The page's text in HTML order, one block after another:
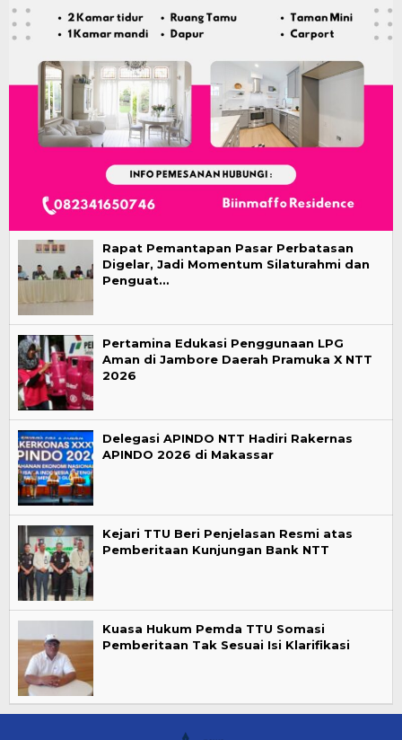
Rapat Pemantapan Pasar Perbatasan
Digelar, Jadi Momentum Silaturahmi dan
Penguat…
Pertamina Edukasi Penggunaan LPG
Aman di Jambore Daerah Pramuka X NTT
2026
Delegasi APINDO NTT Hadiri Rakernas
APINDO 2026 di Makassar
Kejari TTU Beri Penjelasan Resmi atas
Pemberitaan Kunjungan Bank NTT
Kuasa Hukum Pemda TTU Somasi
Pemberitaan Tak Sesuai Isi Klarifikasi